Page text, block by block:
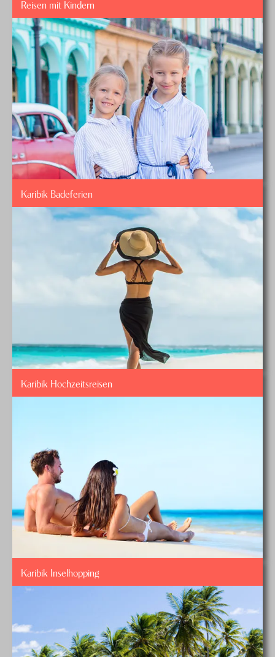
Reisen mit Kindern
Karibik Badeferien
Karibik Hochzeitsreisen
Karibik Inselhopping